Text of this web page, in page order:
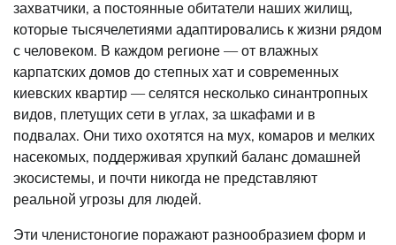
захватчики, а постоянные обитатели наших жилищ,
которые тысячелетиями адаптировались к жизни рядом
с человеком. В каждом регионе — от влажных
карпатских домов до степных хат и современных
киевских квартир — селятся несколько синантропных
видов, плетущих сети в углах, за шкафами и в
подвалах. Они тихо охотятся на мух, комаров и мелких
насекомых, поддерживая хрупкий баланс домашней
экосистемы, и почти никогда не представляют
реальной угрозы для людей.
Эти членистоногие поражают разнообразием форм и